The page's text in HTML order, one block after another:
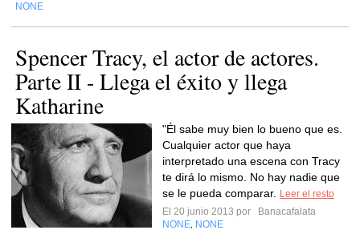
NONE
Spencer Tracy, el actor de actores.
Parte II - Llega el éxito y llega
Katharine
"Él sabe muy bien lo bueno que es.
Cualquier actor que haya
interpretado una escena con Tracy
te dirá lo mismo. No hay nadie que
se le pueda comparar.
Leer el resto
El 20 junio 2013 por
Banacafalata
NONE NONE